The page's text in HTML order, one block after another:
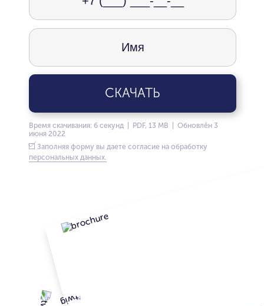
СКАЧАТЬ
Время скачивания: 6 секунд | PDF, 13 MB | Обновлён 3
июня 2022
Заполняя форму вы даете согласие на обработку
персональных данных.